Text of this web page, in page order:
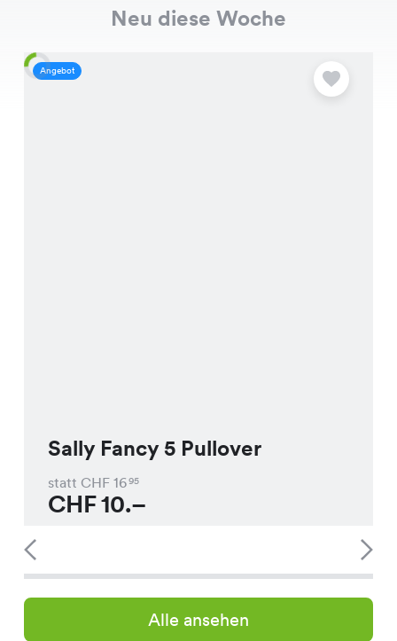
Neu diese Woche
Angebot
Sally Fancy 5 Pullover
statt CHF 1695
CHF10.–
Alle ansehen